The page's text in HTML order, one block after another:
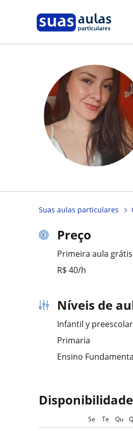
Suas aulas particulares
Preço
Primeira aula grátis
R$ 40/h
Níveis de
Infantil y preescolar
Primaria
Ensino
Disponibilidade
Se Te Qu